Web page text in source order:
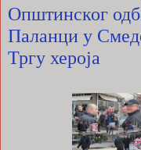
Општинског
Паланци у
Тргу хероја